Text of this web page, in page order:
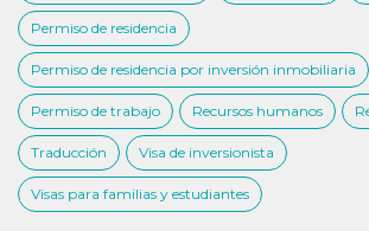
Permiso de residencia
Permiso de residencia por inversión inmobiliaria
Permiso de trabajo Recursos humanos
Traducción Visa de inversionista
Visas para familias y estudiantes